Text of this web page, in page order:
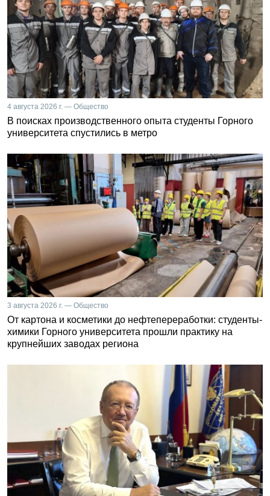
4 августа 2026 г. — Общество
В поисках производственного опыта студенты Горного
университета спустились в метро
3 августа 2026 г. — Общество
От картона и косметики до нефтепереработки: студенты-
химики Горного университета прошли практику на
крупнейших заводах региона